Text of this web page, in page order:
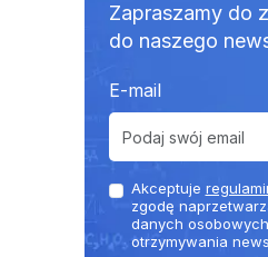
Zapraszamy do
do naszego
E-mail
Akceptuje
zgodę
danych
otrzymywania